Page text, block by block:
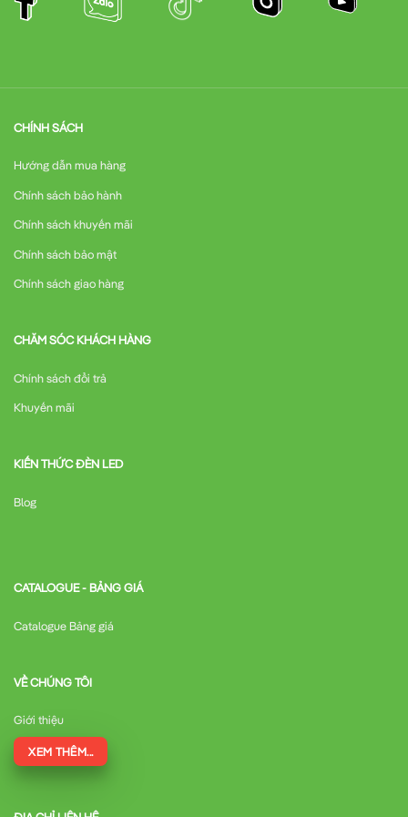
CHÍNH SÁCH
Hướng dẫn mua hàng
Chính sách bảo hành
Chính sách khuyến mãi
Chính sách bảo mật
Chính sách giao hàng
CHĂM SÓC KHÁCH HÀNG
Chính sách đổi trả
Khuyến mãi
KIẾN THỨC ĐÈN LED
Blog
CATALOGUE - BẢNG GIÁ
Catalogue Bảng giá
VỀ CHÚNG TÔI
Giới thiệu
XEM THÊM...